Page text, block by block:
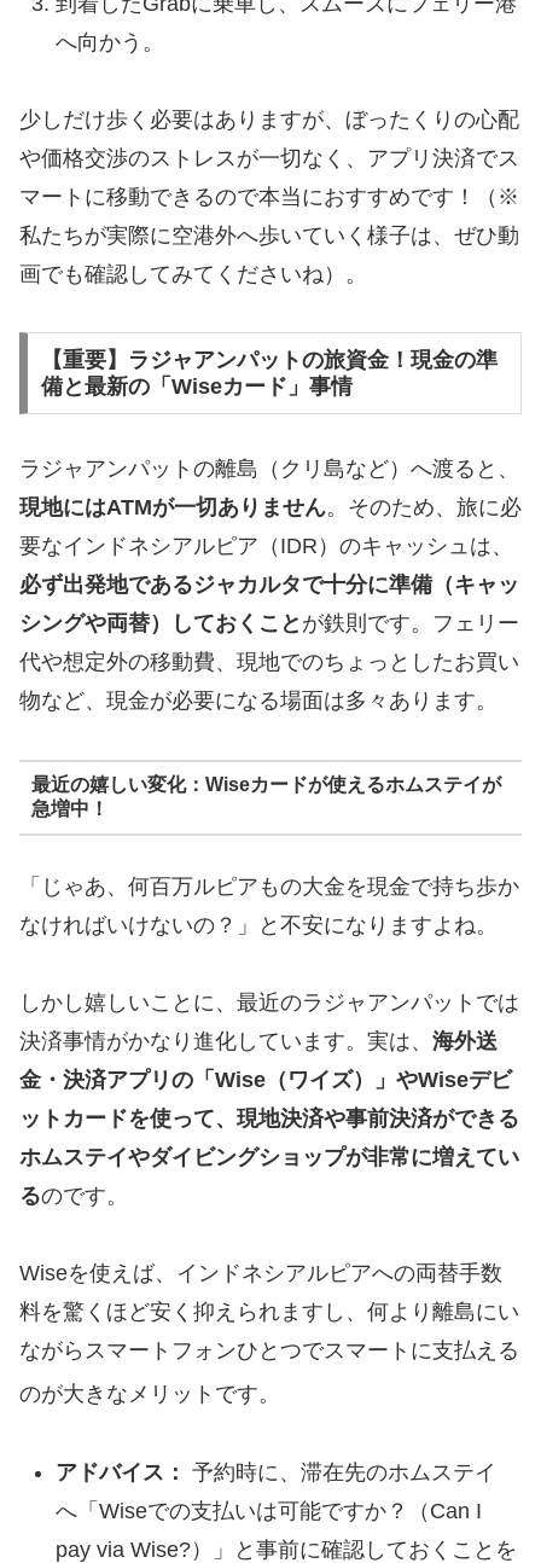
へ向かう。
少しだけ歩く必要はありますが、ぼったくりの心配
や価格交渉のストレスが一切なく、アプリ決済でス
マートに移動できるので本当におすすめです！（※
私たちが実際に空港外へ歩いていく様子は、ぜひ動
画でも確認してみてくださいね）。
【重要】ラジャアンパットの旅資金！現金の準
備と最新の「Wiseカード」事情
ラジャアンパットの離島（クリ島など）へ渡ると、
現地にはATMが一切ありません。そのため、旅に必
要なインドネシアルピア（IDR）のキャッシュは、
必ず出発地であるジャカルタで十分に準備（キャッ
シングや両替）しておくこと が鉄則です。フェリー
代や想定外の移動費、現地でのちょっとしたお買い
物など、現金が必要になる場面は多々あります。
最近の嬉しい変化：Wiseカードが使えるホムステイが
急増中！
「じゃあ、何百万ルピアもの大金を現金で持ち歩か
なければいけないの？」と不安になりますよね。
しかし嬉しいことに、最近のラジャアンパットでは
決済事情がかなり進化しています。実は、 海外送
金・決済アプリの「Wise（ワイズ）」やWiseデビ
ットカードを使って、現地決済や事前決済ができる
ホムステイやダイビングショップが非常に増えてい
るのです。
Wiseを使えば、インドネシアルピアへの両替手数
料を驚くほど安く抑えられますし、何より離島にい
ながらスマートフォンひとつでスマートに支払える
のが大きなメリットです。
アドバイス： 予約時に、滞在先のホムステイ
へ「Wiseでの支払いは可能ですか？（Can I
pay via Wise?）」と事前に確認しておくことを